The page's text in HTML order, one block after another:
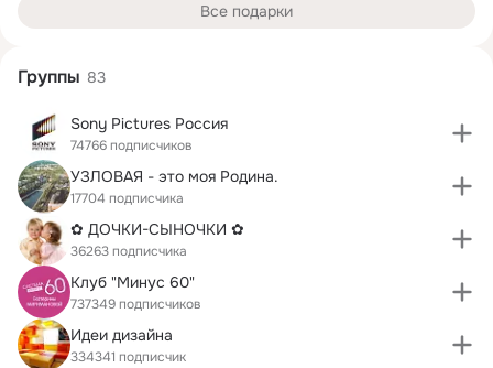
Все подарки
Группы 83
Sony Pictures Россия
74766 подписчиков
УЗЛОВАЯ - это моя Родина.
17704 подписчика
✿ ДОЧКИ-СЫНОЧКИ ✿
36263 подписчика
Клуб "Минус 60"
737349 подписчиков
Идеи дизайна
334341 подписчик